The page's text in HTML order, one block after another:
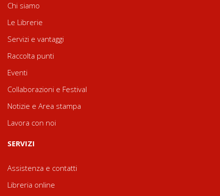
Chi siamo
Le Librerie
Servizi e vantaggi
Raccolta punti
Eventi
Collaborazioni e Festival
Notizie e Area stampa
Lavora con noi
SERVIZI
Assistenza e contatti
Libreria online